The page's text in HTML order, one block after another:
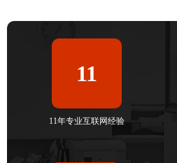
11
11年专业互联网经验